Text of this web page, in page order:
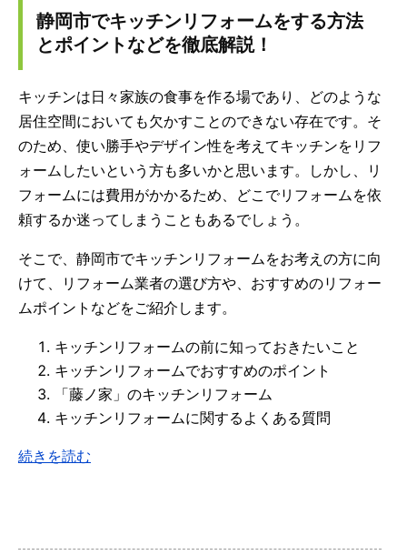
静岡市でキッチンリフォームをする方法
とポイントなどを徹底解説！
キッチンは日々家族の食事を作る場であり、どのような
居住空間においても欠かすことのできない存在です。そ
のため、使い勝手やデザイン性を考えてキッチンをリフ
ォームしたいという方も多いかと思います。しかし、リ
フォームには費用がかかるため、どこでリフォームを依
頼するか迷ってしまうこともあるでしょう。
そこで、静岡市でキッチンリフォームをお考えの方に向
けて、リフォーム業者の選び方や、おすすめのリフォー
ムポイントなどをご紹介します。
キッチンリフォームの前に知っておきたいこと
キッチンリフォームでおすすめのポイント
「藤ノ家」のキッチンリフォーム
キッチンリフォームに関するよくある質問
続きを読む